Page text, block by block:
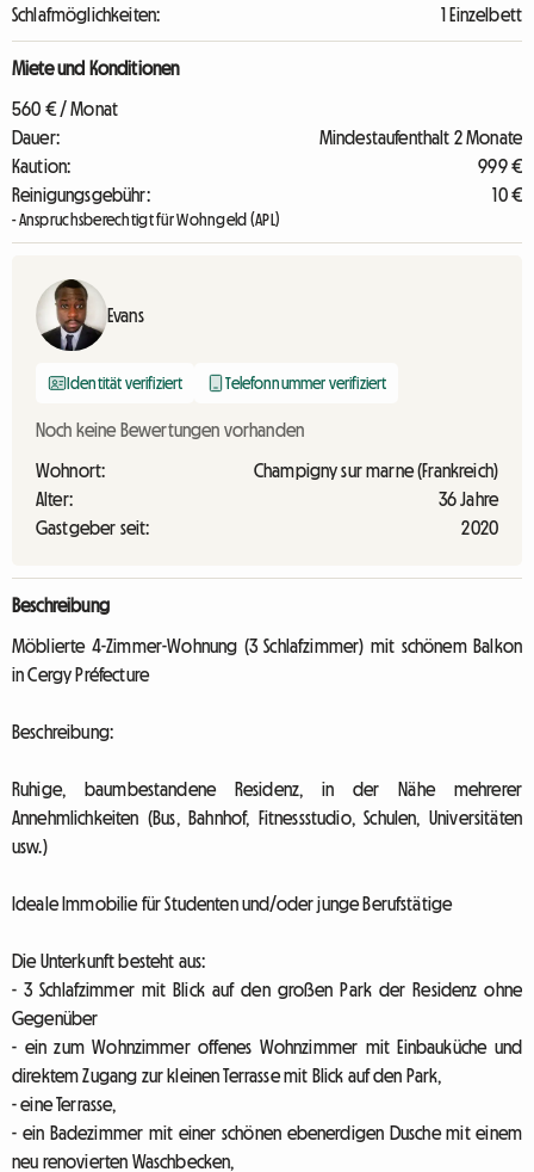
Schlafmöglichkeiten:
1 Einzelbett
Miete und Konditionen
560 € / Monat
Dauer:
Mindestaufenthalt 2 Monate
Kaution:
999 €
Reinigungsgebühr:
10 €
- Anspruchsberechtigt für Wohngeld (APL)
Evans
Identität verifiziert Telefonnummer verifiziert
Noch keine Bewertungen vorhanden
Wohnort:
Champigny sur marne (Frankreich)
Alter:
36 Jahre
Gastgeber seit:
2020
Beschreibung
Möblierte 4-Zimmer-Wohnung (3 Schlafzimmer) mit schönem Balkon
in Cergy Préfecture
Beschreibung:
Ruhige, baumbestandene Residenz, in der Nähe mehrerer
Annehmlichkeiten (Bus, Bahnhof, Fitnessstudio, Schulen, Universitäten
usw.)
Ideale Immobilie für Studenten und/oder junge Berufstätige
Die Unterkunft besteht aus:
- 3 Schlafzimmer mit Blick auf den großen Park der Residenz ohne
Gegenüber
- ein zum Wohnzimmer offenes Wohnzimmer mit Einbauküche und
direktem Zugang zur kleinen Terrasse mit Blick auf den Park,
- eine Terrasse,
- ein Badezimmer mit einer schönen ebenerdigen Dusche mit einem
neu renovierten Waschbecken,